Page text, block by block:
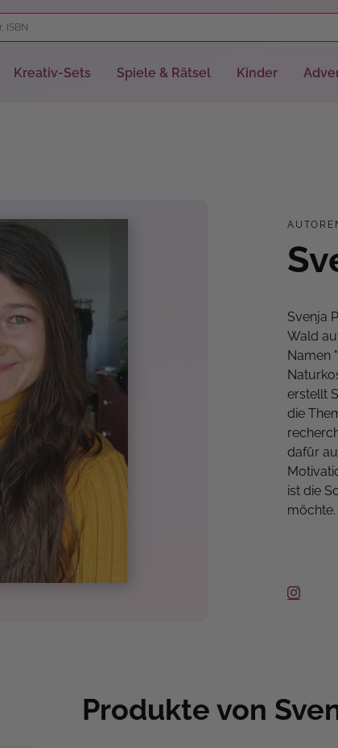
Kreativ-Sets Spiele & Rätsel Kinder
Svenja
Wald
Namen
erstellt
die
dafür
ist die
möchte.
Produkte von